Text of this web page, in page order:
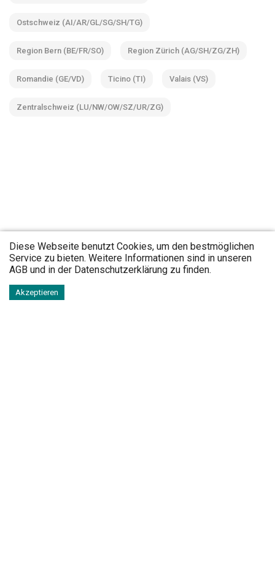
Ostschweiz (AI/AR/GL/SG/SH/TG)
Region Bern (BE/FR/SO) Region Zürich (AG/SH/ZG/ZH)
Romandie (GE/VD) Ticino (TI) Valais (VS)
Zentralschweiz (LU/NW/OW/SZ/UR/ZG)
Diese Webseite benutzt Cookies, um den bestmöglichen
Service zu bieten. Weitere Informationen sind in unseren
AGB und in der Datenschutzerklärung zu finden.
Akzeptieren